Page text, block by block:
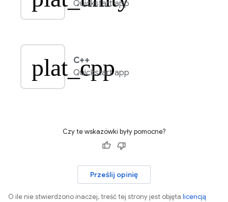
Quickstart app
plat_cpp
C++
Quickstart app
Czy te wskazówki były pomocne?
Prześlij opinię
O ile nie stwierdzono inaczej, treść tej strony jest objęta licencją